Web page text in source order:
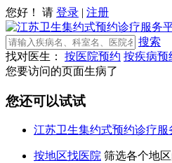
您好！ 请 登录 | 注册
搜索
找对医生：
按医院预约 按疾病预
您要访问的页面生病了
您还可以试试
江苏卫生集约式预约诊疗服
按地区找医院 筛选各个地